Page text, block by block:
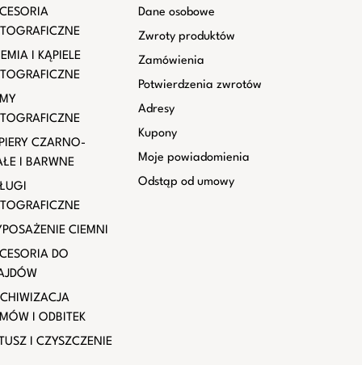
I KĄPIELE
CZARNO-
I BARWNE
CIEMNI
DO
I ODBITEK
I CZYSZCZENIE
Dane osobowe
Zwroty produktów
Zamówienia
Potwierdzenia zwrotów
Adresy
Kupony
Moje powiadomienia
Odstąp od umowy